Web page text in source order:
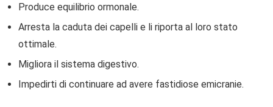
Produce equilibrio ormonale.
Arresta la caduta dei capelli e li riporta al loro stato
ottimale.
Migliora il sistema digestivo.
Impedirti di continuare ad avere fastidiose emicranie.